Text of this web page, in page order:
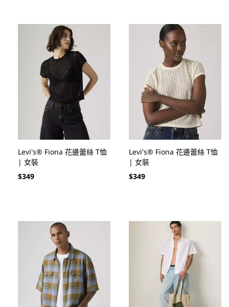
Levi's® Fiona 花邊蕾絲 T恤
| 女裝
定
$349
Levi's® Fiona 花邊蕾絲 T恤
| 女裝
定
$349